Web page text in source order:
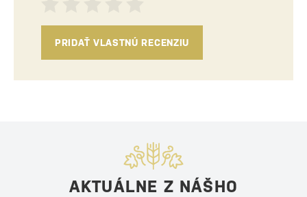
PRIDAŤ VLASTNÚ RECENZIU
AKTUÁLNE Z NÁŠHO